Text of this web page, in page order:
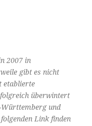
2007 in
gibt es nicht
etablierte
überwintert
Württemberg und
Link finden